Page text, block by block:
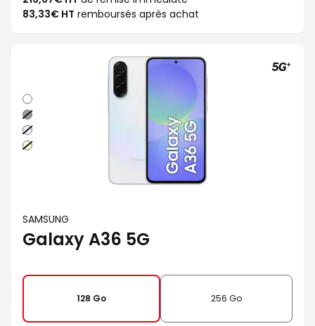
83,33€ HT remboursés après achat
Blanc
Noir
Lavande
Lime
SAMSUNG
Galaxy A36 5G
128 Go 256 Go